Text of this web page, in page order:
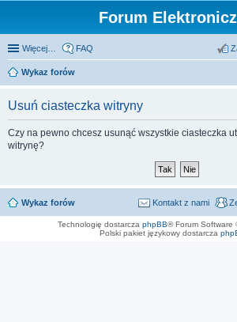
Forum
Więcej… FAQ
Wykaz forów
Usuń ciasteczka witryny
Czy na pewno chcesz usunąć wszystkie ciasteczka
witrynę?
Wykaz forów Kontakt z nami
Technologię dostarcza phpBB® Forum Software
Polski pakiet językowy dostarcza